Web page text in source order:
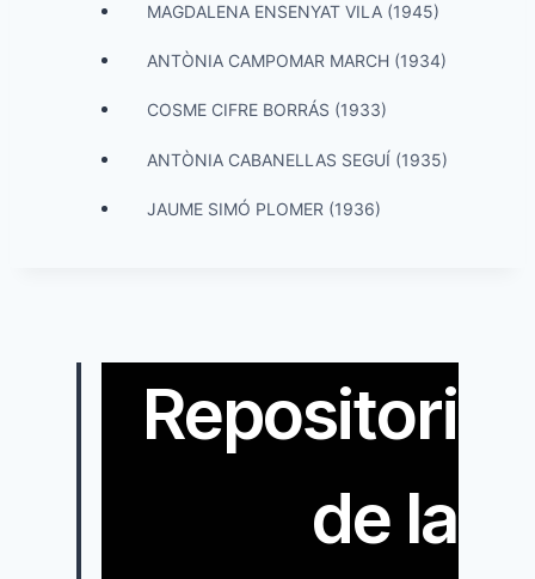
MAGDALENA ENSENYAT VILA (1945)
ANTÒNIA CAMPOMAR MARCH (1934)
COSME CIFRE BORRÁS (1933)
ANTÒNIA CABANELLAS SEGUÍ (1935)
JAUME SIMÓ PLOMER (1936)
Repositori
de la